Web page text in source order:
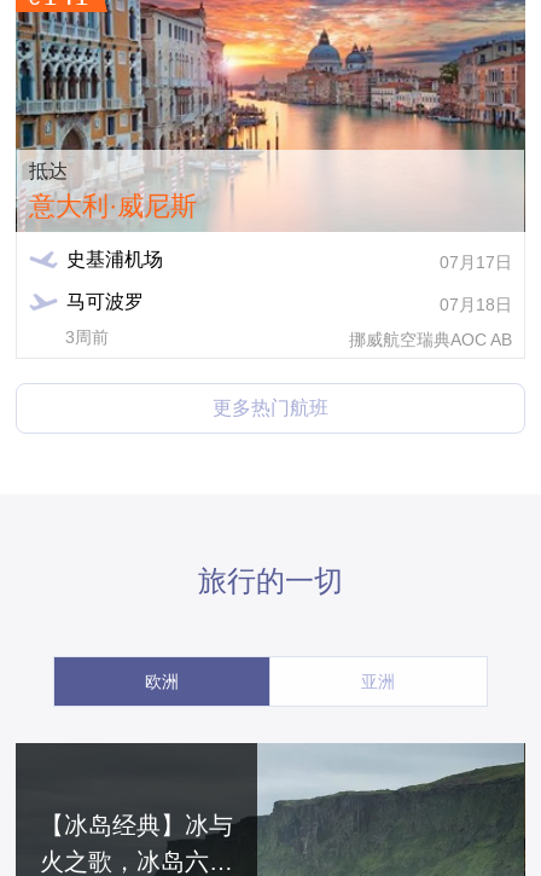
抵达
意大利·威尼斯
史基浦机场 07月17日
马可波罗
07月18日
3周前
挪威航空瑞典AOC AB
更多热门航班
旅行的一切
欧洲 亚洲
【冰岛经典】冰与
火之歌，冰岛六日